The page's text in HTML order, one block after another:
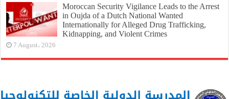
Moroccan Security Vigilance Leads to the Arrest
in Oujda of a Dutch National Wanted
Internationally for Alleged Drug Trafficking,
Kidnapping, and Violent Crimes
7 August، 2026